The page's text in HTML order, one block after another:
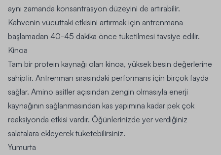
aynı zamanda konsantrasyon düzeyini de artırabilir.
Kahvenin vücuttaki etkisini artırmak için antrenmana
başlamadan 40-45 dakika önce tüketilmesi tavsiye edilir.
Kinoa
Tam bir protein kaynağı olan kinoa, yüksek besin değerlerine
sahiptir. Antrenman sırasındaki performans için birçok fayda
sağlar. Amino asitler açısından zengin olmasıyla enerji
kaynağının sağlanmasından kas yapımına kadar pek çok
reaksiyonda etkisi vardır. Öğünlerinizde yer verdiğiniz
salatalara ekleyerek tüketebilirsiniz.
Yumurta